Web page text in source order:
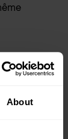
About
qui vous